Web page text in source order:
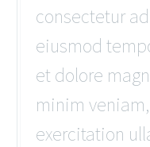
consectetur
eiusmod
et dolore
minim
exercitation